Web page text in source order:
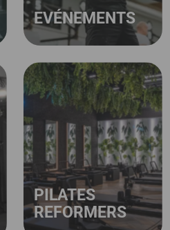
EVÉNEMENTS
PILATES
REFORMERS